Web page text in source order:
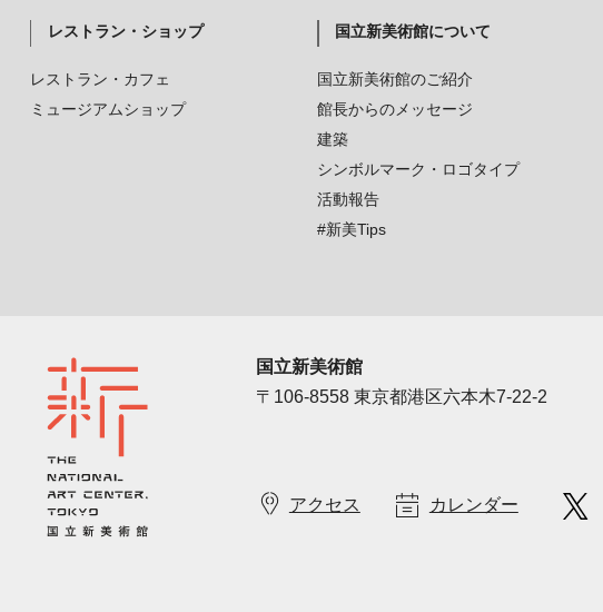
レストラン・ショップ
レストラン・カフェ
ミュージアムショップ
国立新美術館について
国立新美術館のご紹介
館長からのメッセージ
建築
シンボルマーク・ロゴタイプ
活動報告
#新美Tips
国立新美術館
〒106-8558 東京都港区六本木7-22-2
アクセス カレンダー